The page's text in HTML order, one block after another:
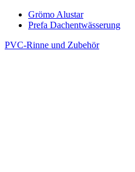
Grömo Alustar
Prefa Dachentwässerung
PVC-Rinne und Zubehör